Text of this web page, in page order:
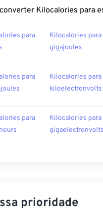
Kilocalories para
para
Kilocalories para
gigajoules
para
Kilocalories para
kiloelectronvolts
para
Kilocalories para
gigaelectronvolts
prioridade